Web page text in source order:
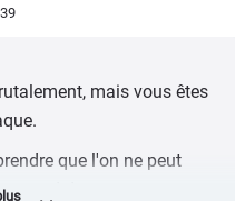
mais vous êtes
que l'on ne peut
quand dans :